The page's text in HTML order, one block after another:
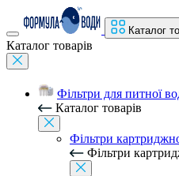
Каталог
Каталог товарів
Фільтри для питної
Каталог товарів
Фільтри
Фільтри